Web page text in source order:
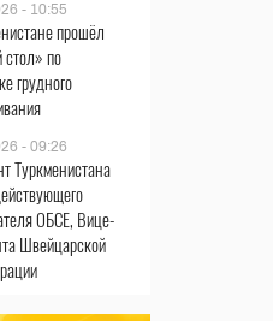
- 10:55
прошёл
стол» по
грудного
- 09:26
Туркменистана
ОБСЕ, Вице-
Швейцарской